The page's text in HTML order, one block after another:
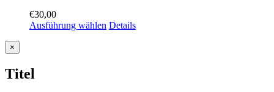
€30,00
Ausführung wählen Details
Close
product
view
×
Titel